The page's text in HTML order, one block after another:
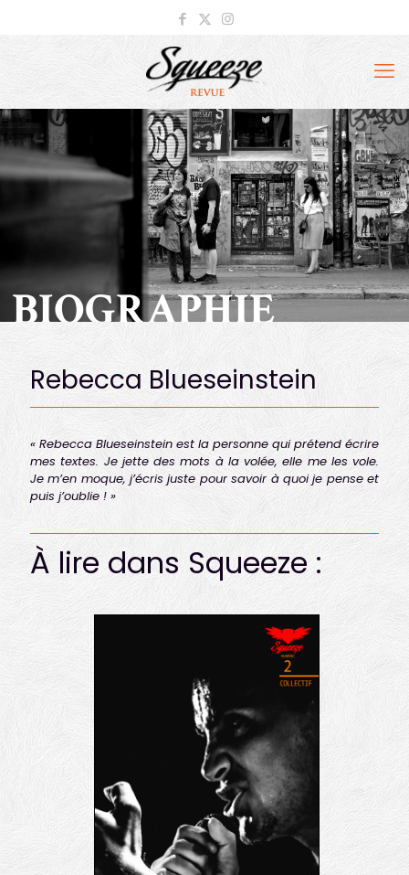
BIOGRAPHIE
Rebecca Blueseinstein
« Rebecca Blueseinstein est la personne qui prétend écrire
mes textes. Je jette des mots à la volée, elle me les vole.
Je m’en moque, j’écris juste pour savoir à quoi je pense et
puis j’oublie ! »
À lire dans Squeeze :